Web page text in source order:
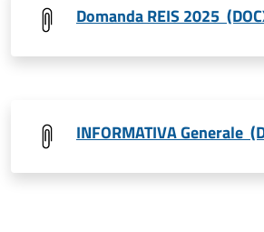
Domanda REIS 2025
INFORMATIVA Generale